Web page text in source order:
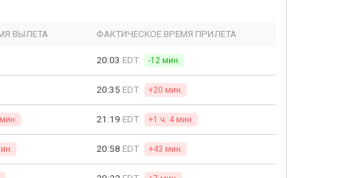
ВЫЛЕТА ФАКТИЧЕСКОЕ ВРЕМЯ ПРИЛЕТА
20:03 EDT -12 мин.
20:35 EDT +20 мин.
21:19 EDT +1 ч. 4 мин.
20:58 EDT +43 мин.